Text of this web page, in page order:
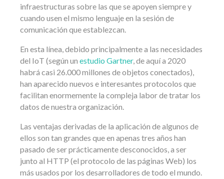
infraestructuras sobre las que se apoyen siempre y
cuando usen el mismo lenguaje en la sesión de
comunicación que establezcan.
En esta línea, debido principalmente a las necesidades
del IoT (según un estudio Gartner, de aquí a 2020
habrá casi 26.000 millones de objetos conectados),
han aparecido nuevos e interesantes protocolos que
facilitan enormemente la compleja labor de tratar los
datos de nuestra organización.
Las ventajas derivadas de la aplicación de algunos de
ellos son tan grandes que en apenas tres años han
pasado de ser prácticamente desconocidos, a ser
junto al HTTP (el protocolo de las páginas Web) los
más usados por los desarrolladores de todo el mundo.